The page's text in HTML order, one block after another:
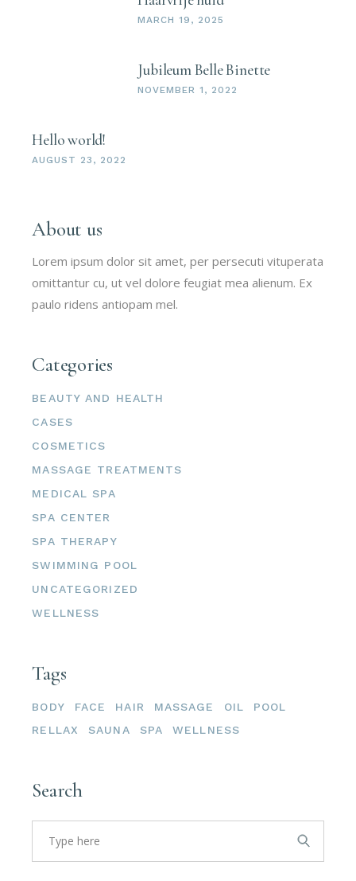
MARCH 19, 2025
Jubileum Belle Binette
NOVEMBER 1, 2022
Hello world!
AUGUST 23, 2022
About us
Lorem ipsum dolor sit amet, per persecuti vituperata
omittantur cu, ut vel dolore feugiat mea alienum. Ex
paulo ridens antiopam mel.
Categories
BEAUTY AND HEALTH
CASES
COSMETICS
MASSAGE TREATMENTS
MEDICAL SPA
SPA CENTER
SPA THERAPY
SWIMMING POOL
UNCATEGORIZED
WELLNESS
Tags
BODY FACE HAIR MASSAGE OIL
POOL
RELLAX
SAUNA SPA WELLNESS
Search
Search
for: